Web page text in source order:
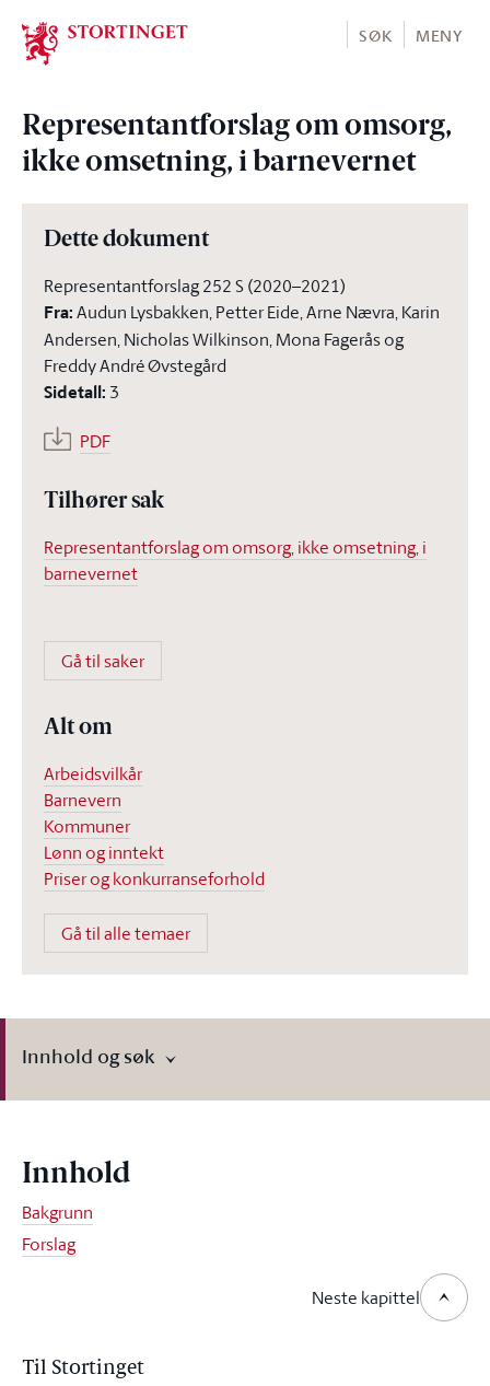
Stortinget.no
SØK MENY
Representantforslag om omsorg,
ikke omsetning, i barnevernet
Dette dokument
Representantforslag 252 S (2020–2021)
Fra:Audun Lysbakken, Petter Eide, Arne Nævra, Karin
Andersen, Nicholas Wilkinson, Mona Fagerås og
Freddy André Øvstegård
Sidetall: 3
PDF
Tilhører sak
Representantforslag om omsorg, ikke omsetning, i
barnevernet
Gå til saker
Alt om
Arbeidsvilkår
Barnevern
Kommuner
Lønn og inntekt
Priser og konkurranseforhold
Gå til alle temaer
Innhold og søk
Innhold
Bakgrunn
Forslag
Neste kapittel
Til Stortinget